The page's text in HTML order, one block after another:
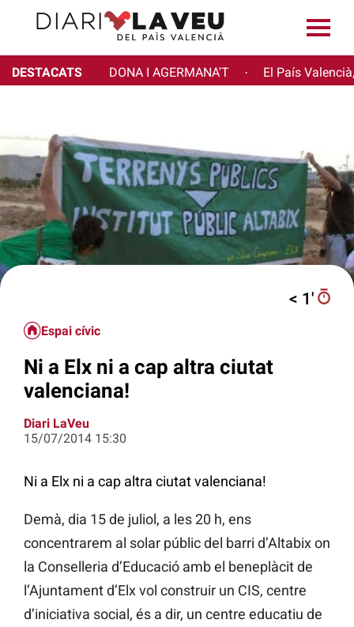
DESTACATS DONA I AGERMANA'T · El País
< 1′
Espai cívic
Ni a Elx ni a cap altra ciutat
valenciana!
Diari LaVeu
15/07/2014 15:30
Ni a Elx ni a cap altra ciutat valenciana!
Demà, dia 15 de juliol, a les 20 h, ens
concentrarem al solar públic del barri d’Altabix on
la Conselleria d’Educació amb el beneplàcit de
l’Ajuntament d’Elx vol construir un CIS, centre
d’iniciativa social, és a dir, un centre educatiu de